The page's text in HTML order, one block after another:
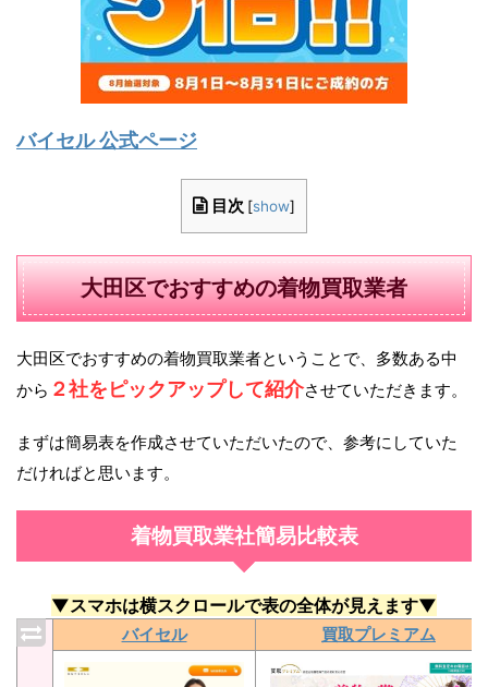
バイセル 公式ページ
目次 [show]
大田区でおすすめの着物買取業者
大田区でおすすめの着物買取業者ということで、多数ある中
から ２社をピックアップして紹介させていただきます。
まずは簡易表を作成させていただいたので、参考にしていた
だければと思います。
着物買取業社簡易比較表
▼スマホは横スクロールで表の全体が見えます▼
バイセル 買取プレミアム